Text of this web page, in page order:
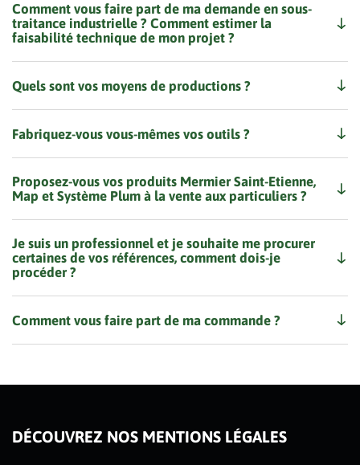
Comment vous faire part de ma demande en sous-
traitance industrielle ? Comment estimer la
faisabilité technique de mon projet ?
Quels sont vos moyens de productions ?
Fabriquez-vous vous-mêmes vos outils ?
Proposez-vous vos produits Mermier Saint-Etienne,
Map et Système Plum à la vente aux particuliers ?
Je suis un professionnel et je souhaite me procurer
certaines de vos références, comment dois-je
procéder ?
Comment vous faire part de ma commande ?
DÉCOUVREZ NOS MENTIONS LÉGALES